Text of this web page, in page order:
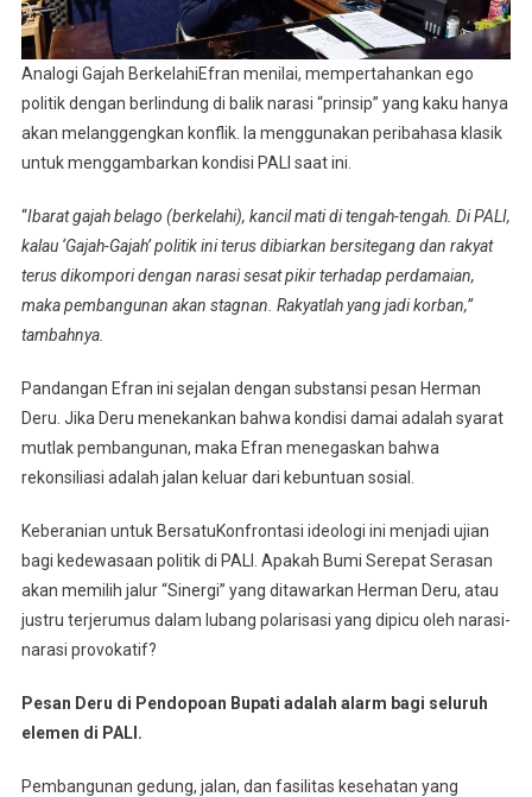
Analogi Gajah BerkelahiEfran menilai, mempertahankan ego
politik dengan berlindung di balik narasi “prinsip” yang kaku hanya
akan melanggengkan konflik. Ia menggunakan peribahasa klasik
untuk menggambarkan kondisi PALI saat ini.
“Ibarat gajah belago (berkelahi), kancil mati di tengah-tengah. Di PALI,
kalau ‘Gajah-Gajah’ politik ini terus dibiarkan bersitegang dan rakyat
terus dikompori dengan narasi sesat pikir terhadap perdamaian,
maka pembangunan akan stagnan. Rakyatlah yang jadi korban,”
tambahnya.
Pandangan Efran ini sejalan dengan substansi pesan Herman
Deru. Jika Deru menekankan bahwa kondisi damai adalah syarat
mutlak pembangunan, maka Efran menegaskan bahwa
rekonsiliasi adalah jalan keluar dari kebuntuan sosial.
Keberanian untuk BersatuKonfrontasi ideologi ini menjadi ujian
bagi kedewasaan politik di PALI. Apakah Bumi Serepat Serasan
akan memilih jalur “Sinergi” yang ditawarkan Herman Deru, atau
justru terjerumus dalam lubang polarisasi yang dipicu oleh narasi-
narasi provokatif?
Pesan Deru di Pendopoan Bupati adalah alarm bagi seluruh
elemen di PALI.
Pembangunan gedung, jalan, dan fasilitas kesehatan yang